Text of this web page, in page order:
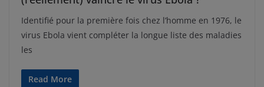
Identifié pour la première fois chez l’homme en 1976, le
virus Ebola vient compléter la longue liste des maladies
les
Read More